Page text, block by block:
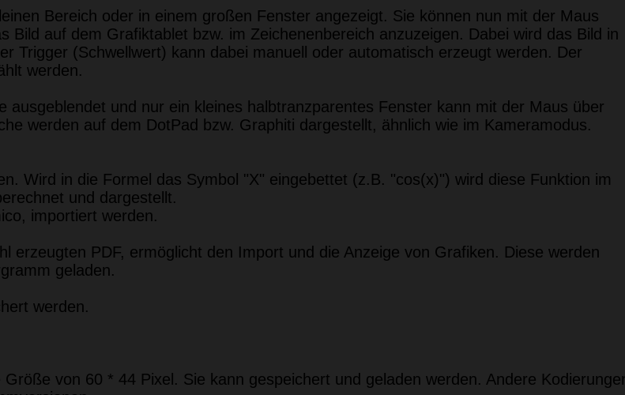
Bereich oder in einem großen Fenster angezeigt. Sie können nun mit der Maus
Bild auf dem Grafiktablet bzw. im Zeichenenbereich anzuzeigen. Dabei wird das Bild in
Trigger (Schwellwert) kann dabei manuell oder automatisch erzeugt werden. Der
werden.
und nur ein kleines halbtranzparentes Fenster kann mit der Maus über
werden auf dem DotPad bzw. Graphiti dargestellt, ähnlich wie im Kameramodus.
Wird in die Formel das Symbol "X" eingebettet (z.B. "cos(x)") wird diese Funktion im
und dargestellt.
importiert werden.
erzeugten PDF, ermöglicht den Import und die Anzeige von Grafiken. Diese werden
geladen.
werden.
von 60 * 44 Pixel. Sie kann gespeichert und geladen werden. Andere